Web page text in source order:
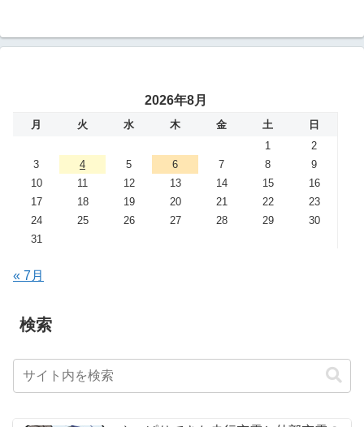
2026年8月
月 火 水 木 金 土
日
1
2
3
4 5 6 7 8
9
10
11 12 13 14 15
16
17
18 19 20 21 22
23
24
25 26 27 28 29
30
31
« 7月
検索